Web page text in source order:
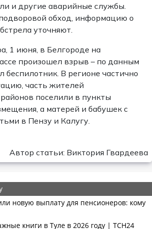
и другие аварийные службы.
обход, информацию о
уточняют.
1 июня, в Белгороде на
произошел взрыв – по данным
беспилотник. В регионе частично
часть жителей
поселили в пункты
а матерей и бабушек с
в Пензу и Калугу.
Автор статьи: Виктория Гвардеева